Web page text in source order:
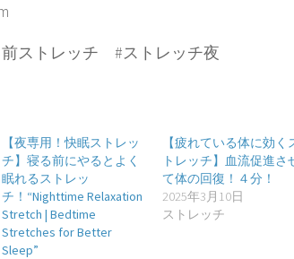
ストレッチ #ストレッチ夜
【夜専用！快眠ストレッ
チ】寝る前にやるとよく
眠れるストレッ
チ！“Nighttime Relaxation
Stretch | Bedtime
Stretches for Better
Sleep”
【疲れている体に効く
トレッチ】血流促進さ
て体の回復！４分！
2025年3月10日
ストレッチ